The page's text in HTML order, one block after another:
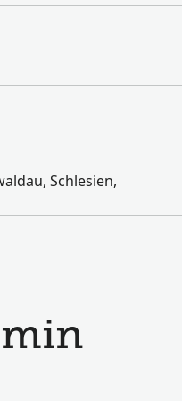
Schlesien,